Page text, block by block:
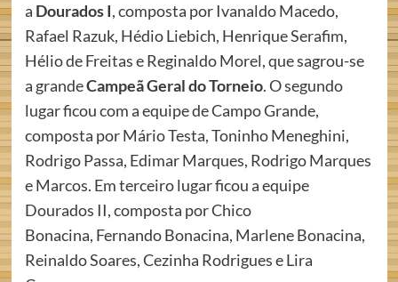
a Dourados I, composta por Ivanaldo Macedo,
Rafael Razuk, Hédio Liebich, Henrique Serafim,
Hélio de Freitas e Reginaldo Morel, que sagrou-se
a grandeCampeã Geral do Torneio. O segundo
lugar ficou com a equipe de Campo Grande,
composta por Mário Testa, Toninho Meneghini,
Rodrigo Passa, Edimar Marques, Rodrigo Marques
e Marcos. Em terceiro lugar ficou a equipe
Dourados II, composta por Chico
Bonacina, Fernando Bonacina, Marlene Bonacina,
Reinaldo Soares, Cezinha Rodrigues e Lira